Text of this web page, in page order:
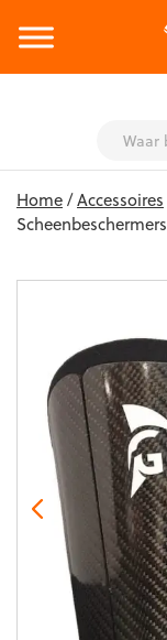
content
Home/Accessoires
Scheenbeschermers